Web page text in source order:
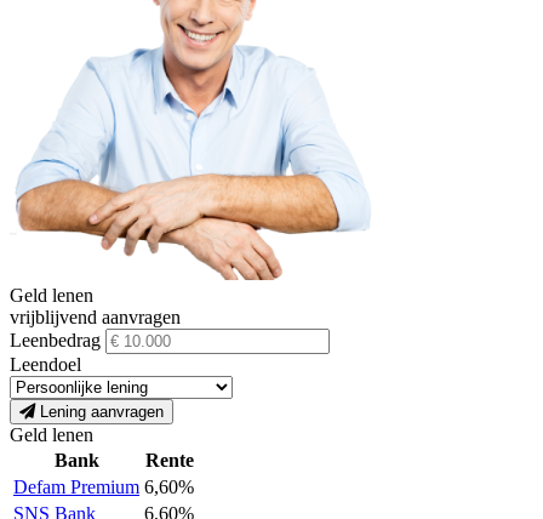
Geld lenen
vrijblijvend aanvragen
Leenbedrag
Leendoel
Lening aanvragen
Geld lenen
Bank
Rente
Defam Premium 6,60%
SNS Bank
6,60%